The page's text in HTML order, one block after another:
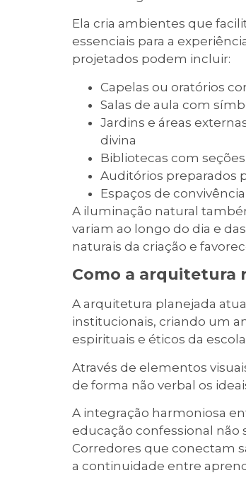
Ela cria ambientes que
essenciais para a
projetados podem incluir:
Capelas ou oratórios
Salas de aula com
Jardins e áreas
divina
Bibliotecas com
Auditórios preparados
Espaços de
A iluminação natural
variam ao longo do dia e
naturais da criação e
Como a arquitetura
A arquitetura planejada
institucionais, criando um
espirituais e éticos da
Através de elementos
de forma não verbal os
A integração harmoniosa
educação confessional
Corredores que conectam
a continuidade entre